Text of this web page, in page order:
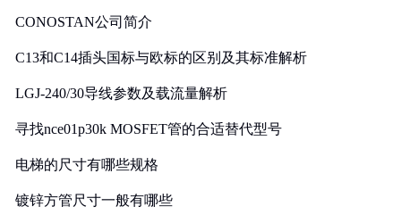
CONOSTAN公司简介
C13和C14插头国标与欧标的区别及其标准解析
LGJ-240/30导线参数及载流量解析
寻找nce01p30k MOSFET管的合适替代型号
电梯的尺寸有哪些规格
镀锌方管尺寸一般有哪些